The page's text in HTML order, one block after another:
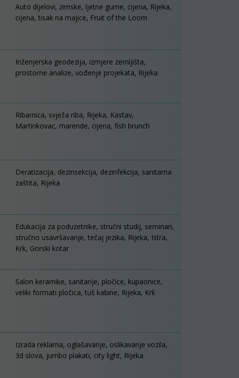
Auto dijelovi, zimske, ljetne gume, cijena, Rijeka,
cijena, tisak na majice, Fruit of the Loom
Inženjerska geodezija, izmjere zemljišta,
prostorne analize, vođenje projekata, Rijeka
Ribarnica, svježa riba, Rijeka, Kastav,
Martinkovac, marende, cijena, fish brunch
Deratizacija, dezinsekcija, dezinfekcija, sanitarna
zaštita, Rijeka
Edukacija za poduzetnike, stručni studij, seminari,
stručno usavršavanje, tečaj jezika, Rijeka, Istra,
Krk, Gorski kotar
Salon keramike, sanitarije, pločice, kupaonice,
veliki formati pločica, tuš kabine, Rijeka, Krk
Izrada reklama, oglašavanje, oslikavanje vozila,
3d slova, jumbo plakati, city light, Rijeka